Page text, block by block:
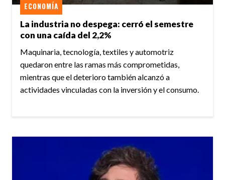
La industria no despega: cerró el semestre
con una caída del 2,2%
ECONOMÍA
Maquinaria, tecnología, textiles y automotriz
quedaron entre las ramas más comprometidas,
mientras que el deterioro también alcanzó a
actividades vinculadas con la inversión y el consumo.